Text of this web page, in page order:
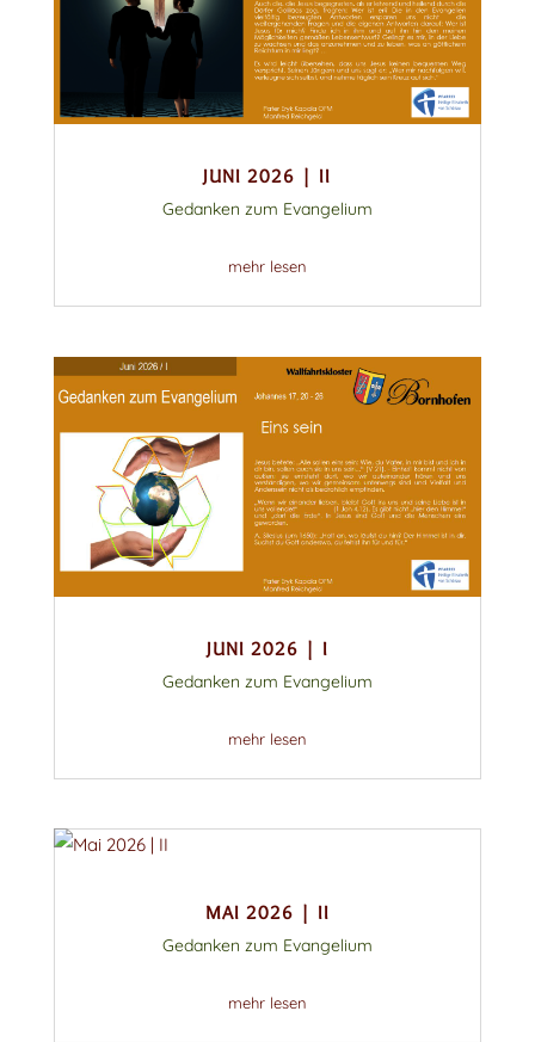
JUNI 2026 | II
Gedanken zum Evangelium
mehr lesen
JUNI 2026 | I
Gedanken zum Evangelium
mehr lesen
MAI 2026 | II
Gedanken zum Evangelium
mehr lesen